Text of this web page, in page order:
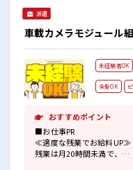
派遣
車載カメラモジュール
未経験者OK
染髪OK
おすすめポイント
■お仕事PR
≪適度な残業でお給料UP≫
残業は月20時間未満で、